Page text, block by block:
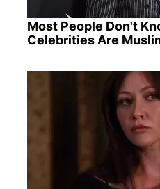
Most People Don't
Celebrities Are